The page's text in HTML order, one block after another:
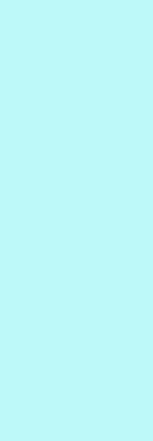
Waspada &
Jangan
/